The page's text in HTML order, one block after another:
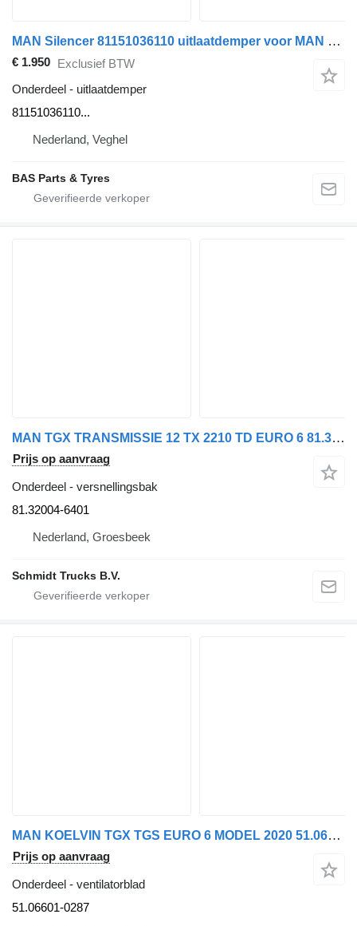
MAN Silencer 81151036110 uitlaatdemper voor MAN vrachtwagen
€ 1.950 Exclusief BTW
Onderdeel - uitlaatdemper
81151036110...
Nederland, Veghel
BAS Parts & Tyres
MAN TGX TRANSMISSIE 12 TX 2210 TD EURO 6 81.32004-6401 versnellingsbak voor vrachtwagen
Prijs op aanvraag
Onderdeel - versnellingsbak
81.32004-6401
Nederland, Groesbeek
Schmidt Trucks B.V.
MAN KOELVIN TGX TGS EURO 6 MODEL 2020 51.06601-0287 ventilatorblad voor vrachtwagen
Prijs op aanvraag
Onderdeel - ventilatorblad
51.06601-0287